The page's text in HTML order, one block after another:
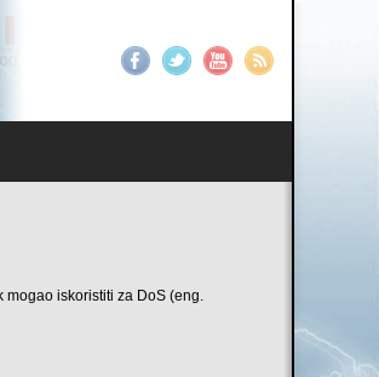
iskoristiti za DoS (eng.